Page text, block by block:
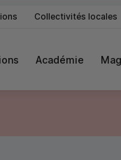
Collectivités locales
Académie